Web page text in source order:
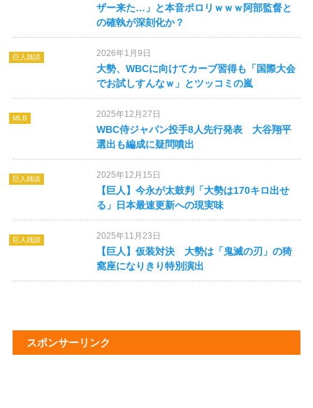
ザー来た…」と本音ポロリｗｗｗ阿部監督と
の確執が深刻化か？
巨人雑談 2026年1月9日
大勢、WBCに向けてカーブ習得も「国際大会
でお試しすんなｗ」とツッコミの嵐
MLB 2025年12月27日
WBC侍ジャパン投手8人先行発表 大谷翔平
選出も編成に疑問噴出
巨人雑談 2025年12月15日
【巨人】今永が太鼓判「大勢は170キロ出せ
る」日本最速更新への現実味
巨人雑談 2025年11月23日
【巨人】仮装対決 大勢は「鬼滅の刃」の猗
窩座になりきり特別演出
スポンサーリンク